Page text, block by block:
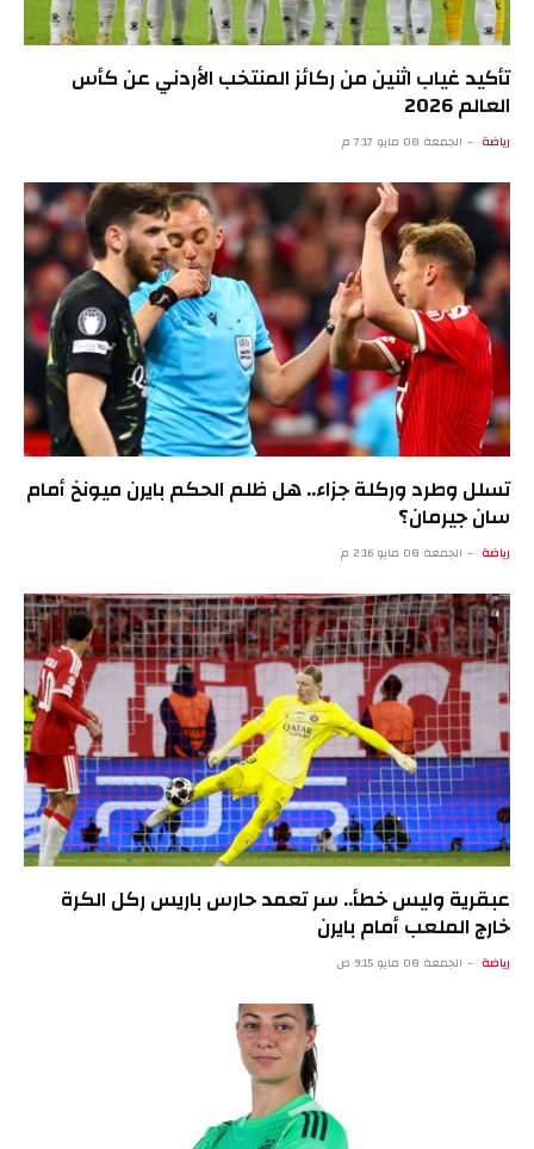
تأكيد غياب اثنين من ركائز المنتخب الأردني عن كأس
العالم 2026
رياضة الجمعة 08 مايو 7:17 م
تسلل وطرد وركلة جزاء.. هل ظلم الحكم بايرن ميونخ أمام
سان جيرمان؟
رياضة الجمعة 08 مايو 2:16 م
عبقرية وليس خطأ.. سر تعمد حارس باريس ركل الكرة
خارج الملعب أمام بايرن
رياضة الجمعة 08 مايو 9:15 ص